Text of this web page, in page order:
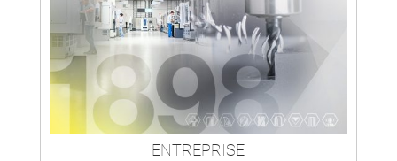
ENTREPRISE